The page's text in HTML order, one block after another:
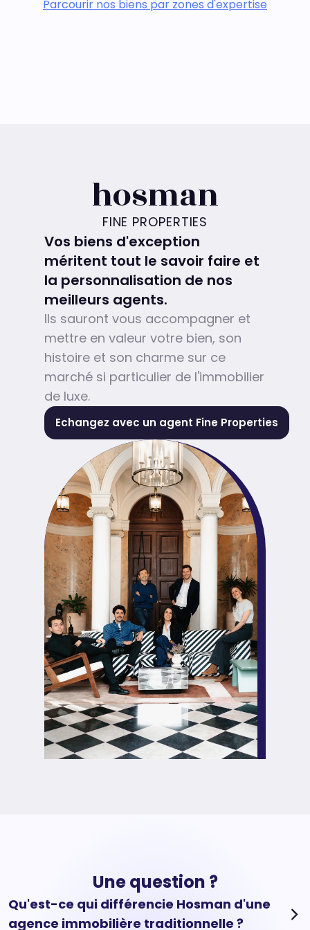
Parcourir nos biens par zones d'expertise
hosman
FINE PROPERTIES
Vos biens d'exception
méritent tout le savoir faire et
la personnalisation de nos
meilleurs agents.
Ils sauront vous accompagner et
mettre en valeur votre bien, son
histoire et son charme sur ce
marché si particulier de l'immobilier
de luxe.
Echangez avec un agent Fine Properties
Une question ?
Qu'est-ce qui différencie Hosman d'une
agence immobilière traditionnelle ?